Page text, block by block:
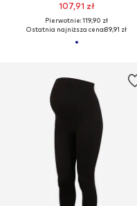
107,91 zł
Pierwotnie: 119,90 zł
Ostatnia najniższa cena:89,91 zł